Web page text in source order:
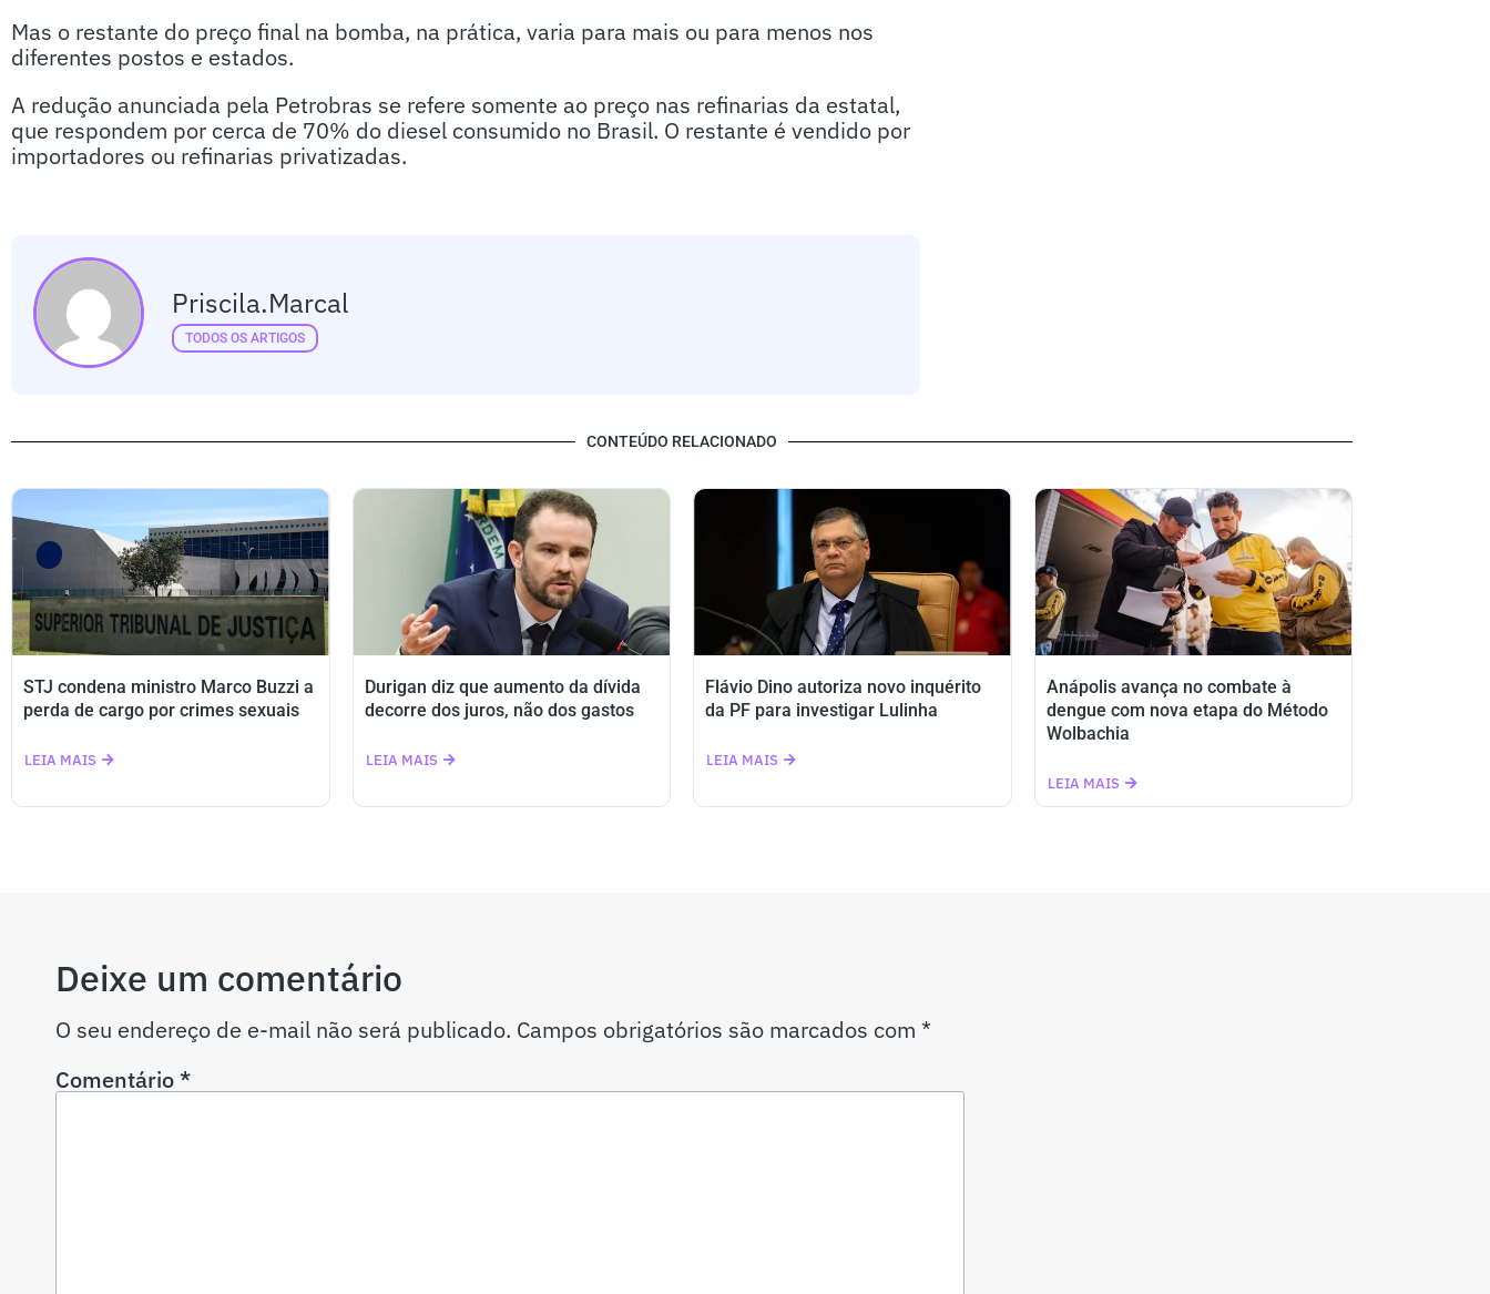
Mas o restante do preço final na bomba, na prática, varia para mais ou para menos nos
diferentes postos e estados.
A redução anunciada pela Petrobras se refere somente ao preço nas refinarias da estatal,
que respondem por cerca de 70% do diesel consumido no Brasil. O restante é vendido por
importadores ou refinarias privatizadas.
Priscila.marcal
TODOS OS ARTIGOS
CONTEÚDO RELACIONADO
STJ condena ministro Marco Buzzi a
perda de cargo por crimes sexuais
LEIA MAIS
Durigan diz que aumento da dívida
decorre dos juros, não dos gastos
LEIA MAIS
Flávio Dino autoriza novo inquérito
da PF para investigar Lulinha
LEIA MAIS
Anápolis avança no combate à
dengue com nova etapa do Método
Wolbachia
LEIA MAIS
Deixe um comentário
O seu endereço de e-mail não será publicado. Campos obrigatórios são marcados com *
Comentário*